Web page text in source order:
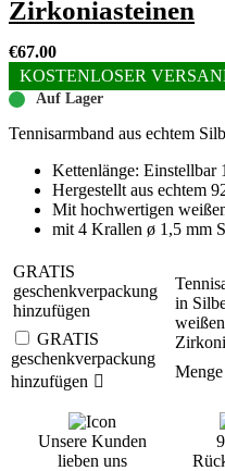
Zirkoniasteinen
€67.00
KOSTENLOSER
Auf Lager
Tennisarmband aus echtem
Kettenlänge: Einstellbar
Hergestellt aus echtem
Mit hochwertigen
mit 4 Krallen ø 1,5 mm
GRATIS
geschenkverpackung
hinzufügen
GRATIS
geschenkverpackung
hinzufügen
in
weißen
Menge
Unsere Kunden
lieben uns